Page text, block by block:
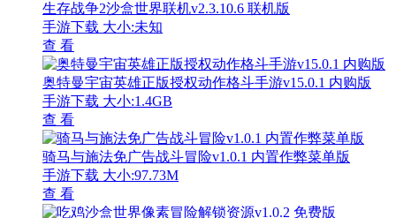
生存战争2沙盒世界联机v2.3.10.6 联机版
手游下载 大小:未知
查 看
奥特曼宇宙英雄正版授权动作格斗手游v15.0.1 内购版
手游下载 大小:1.4GB
查 看
骑马与施法免广告战斗冒险v1.0.1 内置作弊菜单版
手游下载 大小:97.73M
查 看